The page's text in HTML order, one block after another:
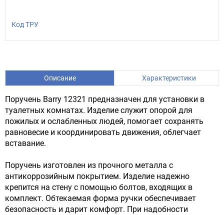
Код ТРУ
Описание Характеристики
Поручень Barry 12321 предназначен для установки в
туалетных комнатах. Изделие служит опорой для
пожилых и ослабленных людей, помогает сохранять
равновесие и координировать движения, облегчает
вставание.
Поручень изготовлен из прочного металла с
антикоррозийным покрытием. Изделие надежно
крепится на стену с помощью болтов, входящих в
комплект. Обтекаемая форма ручки обеспечивает
безопасность и дарит комфорт. При надобности